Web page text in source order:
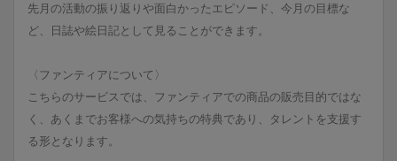
先月の活動の振り返りや面白かったエピソード、今月の目標な
ど、日誌や絵日記として見ることができます。
〈ファンティアについて〉
こちらのサービスでは、ファンティアでの商品の販売目的ではな
く、あくまでお客様への気持ちの特典であり、タレントを支援す
る形となります。